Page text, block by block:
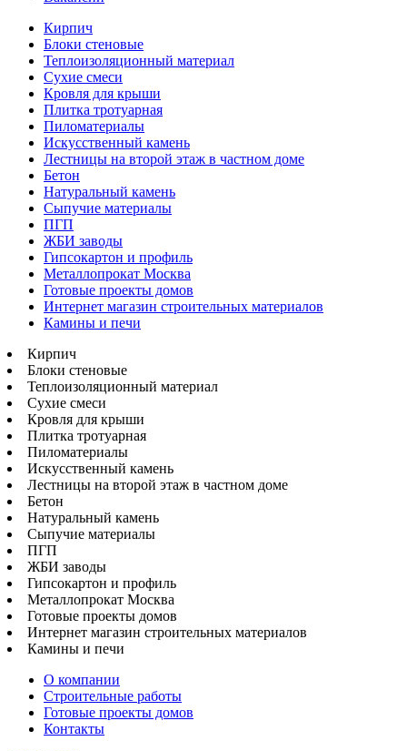
Кирпич
Блоки стеновые
Теплоизоляционный материал
Сухие смеси
Кровля для крыши
Плитка тротуарная
Пиломатериалы
Искусственный камень
Лестницы на второй этаж в частном доме
Бетон
Натуральный камень
Сыпучие материалы
ПГП
ЖБИ заводы
Гипсокартон и профиль
Металлопрокат Москва
Готовые проекты домов
Интернет магазин строительных материалов
Камины и печи
Кирпич
Блоки стеновые
Теплоизоляционный материал
Сухие смеси
Кровля для крыши
Плитка тротуарная
Пиломатериалы
Искусственный камень
Лестницы на второй этаж в частном доме
Бетон
Натуральный камень
Сыпучие материалы
ПГП
ЖБИ заводы
Гипсокартон и профиль
Металлопрокат Москва
Готовые проекты домов
Интернет магазин строительных материалов
Камины и печи
О компании
Строительные работы
Готовые проекты домов
Контакты